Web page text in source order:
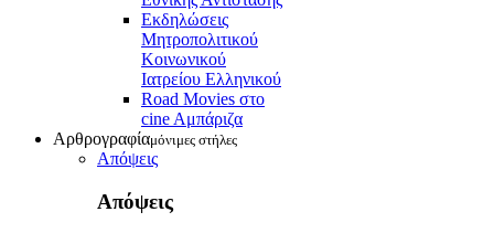
Εκδηλώσεις
Μητροπολιτικού
Κοινωνικού
Ιατρείου Ελληνικού
Road Movies στο
cine Aμπάριζα
Αρθρογραφίαμόνιμες στήλες
Απόψεις
Απόψεις